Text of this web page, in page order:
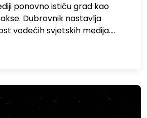
ponovno ističu grad kao
Dubrovnik nastavlja
vodećih svjetskih medija.…